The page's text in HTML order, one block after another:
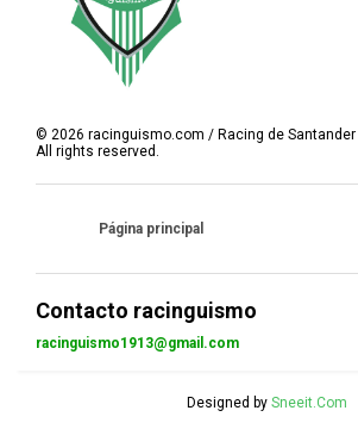
© 2026 racinguismo.com / Racing de Santander
All rights reserved.
Página principal
Contacto racinguismo
racinguismo1913@gmail.com
Designed by Sneeit.Com